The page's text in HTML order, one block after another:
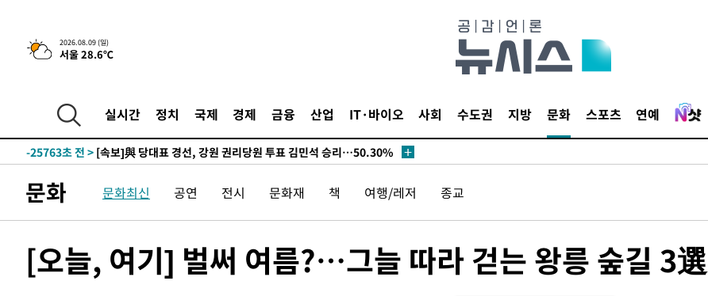
2026.08.09 (일)
서울 28.6℃
실시간 정치 국제 경제 금융 산업 IT·바이오 사회 수도권 지방 문화 스포츠 연예
-27083초 전 >[속보]與 강원·TK 당원투표 합산 김민석 48.54%로 승리…정청래
44.40%
-26417초 전 >與 강원·TK 당원투표 합산 김민석 46.01%로 승리…정청래
-26064초 전 >
[속보]與 당대표 경선, 경북 권리당원 투표 김민석 47.37%·정청래
45.71%
-25966초 전 >
46.35%
-25763초 전 > [속보]與 당대표 경선, 강원 권리당원 투표 김민석 승리…50.30%
-16323초 전 >
[속보]장은수, KLPGA 제주삼다수 역전 우승…데뷔 10년 차에 첫
-11688초 전 >"얼마나 더웠으면"…안동 물길공원서 헤엄친 구렁이 '소동'
-10887초 전 > '2경기 연속 침묵' 손흥민, 톨루카전 68분만 뛰고 슈팅 0개
문화 문화최신 공연 전시 문화재 책 여행/레저 종교
[오늘, 여기] 벌써 여름?…그늘 따라 걷는 왕릉 숲길 3選